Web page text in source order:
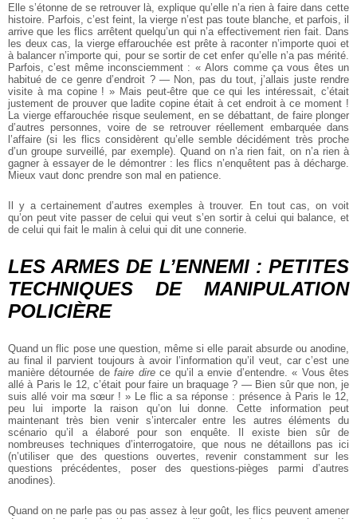
Elle s’étonne de se retrouver là, explique qu’elle n’a rien à faire dans cette
histoire. Parfois, c’est feint, la vierge n’est pas toute blanche, et parfois, il
arrive que les flics arrêtent quelqu’un qui n’a effectivement rien fait. Dans
les deux cas, la vierge effarouchée est prête à raconter n’importe quoi et
à balancer n’importe qui, pour se sortir de cet enfer qu’elle n’a pas mérité.
Parfois, c’est même inconsciemment : « Alors comme ça vous êtes un
habitué de ce genre d’endroit ? — Non, pas du tout, j’allais juste rendre
visite à ma copine ! » Mais peut-être que ce qui les intéressait, c’était
justement de prouver que ladite copine était à cet endroit à ce moment !
La vierge effarouchée risque seulement, en se débattant, de faire plonger
d’autres personnes, voire de se retrouver réellement embarquée dans
l’affaire (si les flics considèrent qu’elle semble décidément très proche
d’un groupe surveillé, par exemple). Quand on n’a rien fait, on n’a rien à
gagner à essayer de le démontrer : les flics n’enquêtent pas à décharge.
Mieux vaut donc prendre son mal en patience.
Il y a certainement d’autres exemples à trouver. En tout cas, on voit
qu’on peut vite passer de celui qui veut s’en sortir à celui qui balance, et
de celui qui fait le malin à celui qui dit une connerie.
LES ARMES DE L’ENNEMI : PETITES
TECHNIQUES DE MANIPULATION
POLICIÈRE
Quand un flic pose une question, même si elle parait absurde ou anodine,
au final il parvient toujours à avoir l’information qu’il veut, car c’est une
manière détournée defaire direce qu’il a envie d’entendre. « Vous êtes
allé à Paris le 12, c’était pour faire un braquage ? — Bien sûr que non, je
suis allé voir ma sœur ! » Le flic a sa réponse : présence à Paris le 12,
peu lui importe la raison qu’on lui donne. Cette information peut
maintenant très bien venir s’intercaler entre les autres éléments du
scénario qu’il a élaboré pour son enquête. Il existe bien sûr de
nombreuses techniques d’interrogatoire, que nous ne détaillons pas ici
(n’utiliser que des questions ouvertes, revenir constamment sur les
questions précédentes, poser des questions-pièges parmi d’autres
anodines).
Quand on ne parle pas ou pas assez à leur goût, les flics peuvent amener